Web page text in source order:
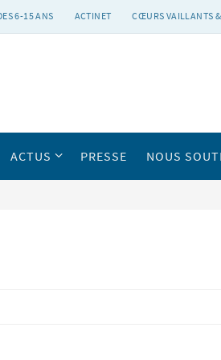
6-15 ANS ACTINET CŒURS VAILLANTS
ACTUS PRESSE NOUS